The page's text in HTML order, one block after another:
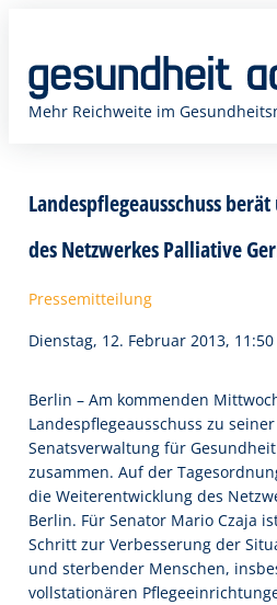
springen
Mehr Reichweite im
Landespflegeausschuss
des Netzwerkes Palliative
Pressemitteilung
Dienstag, 12. Februar 2013,
Berlin – Am kommenden
Landespflegeausschuss zu
Senatsverwaltung für
zusammen. Auf der
die Weiterentwicklung des
Berlin. Für Senator Mario Czaja
Schritt zur Verbesserung der
und sterbender Menschen,
vollstationären